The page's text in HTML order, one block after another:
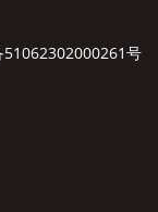
51062302000261号